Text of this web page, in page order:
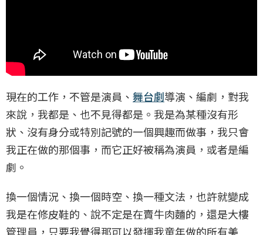
現在的工作，不管是演員、 舞台劇導演、編劇，對我
來說，我都是、也不見得都是。我是為某種沒有形
狀、沒有身分或特別記號的一個興趣而做事，我只會
我正在做的那個事，而它正好被稱為演員，或者是編
劇。
換一個情況、換一個時空、換一種文法，也許就變成
我是在修皮鞋的、說不定是在賣牛肉麵的，還是大樓
管理員，只要我覺得那可以發揮我童年做的所有美